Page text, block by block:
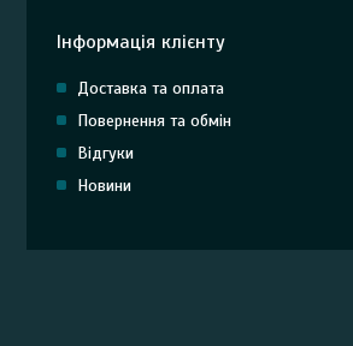
Інформація клієнту
Доставка та оплата
Повернення та обмін
Відгуки
Новини